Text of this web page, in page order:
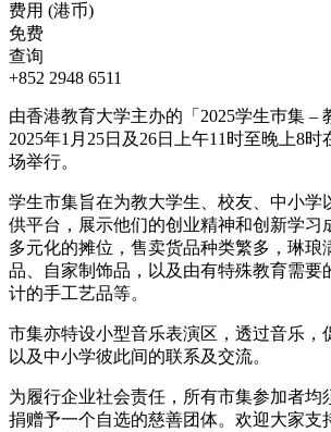
费用 (港币)
免费
查询
+852 2948 6511
由香港教育大学主办的「2025学生巿集 –
2025年1月25日及26日上午11时至晚上8
场举行。
学生市集旨在为教大学生、校友、中小学
供平台，展示他们的创业精神和创新学习
多元化的摊位，售卖货品种类繁多，琳琅
品、自家制饰品，以及由有特殊教育需要
计的手工艺品等。
市集亦特设小型音乐表演区，透过音乐，
以及中小学彼此间的联系及交流。
为履行企业社会责任，所有市集参加者均
捐赠予一个自选的慈善团体。欢迎大家支